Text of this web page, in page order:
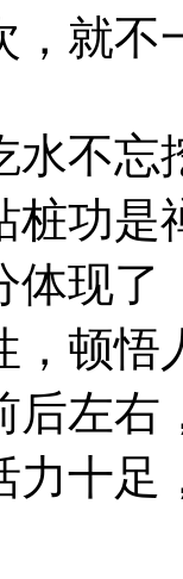
就不
不忘
功是
体现了
，顿悟
后左右
力十